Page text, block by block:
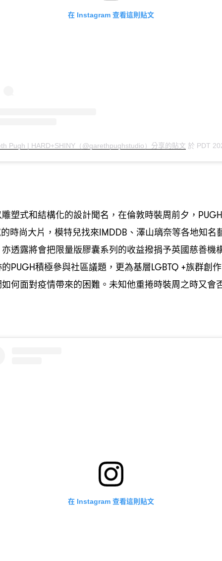
在 Instagram 查看這則貼文
Pugh | HARD+SHINY（@garethpughstudio） 分享的貼文 於 PDT
塑式和結構化的設計聞名 ， 在倫敦時裝周前夕 ，PUGH
時尚大片 ， 模特兒找來IMDDB 、澤山璃奈等各地知
亦透露將會把限量版膠囊系列的收益撥捐予英國慈善機
PUGH積極參與社區議題 ， 更為基層LGBTQ +族群創
何面對疫情帶來的困難。未知他重捲時裝周之時又會
在 Instagram 查看這則貼文